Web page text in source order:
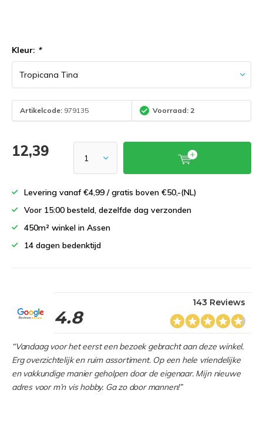
Kleur: *
Artikelcode: 979135 Voorraad: 2
12,39
Levering vanaf €4,99 / gratis boven €50,-(NL)
Voor 15:00 besteld, dezelfde dag verzonden
450m² winkel in Assen
14 dagen bedenktijd
4.8
143 Reviews
“Vandaag voor het eerst een bezoek gebracht aan deze winkel.
Erg overzichtelijk en ruim assortiment. Op een hele vriendelijke
en vakkundige manier geholpen door de eigenaar. Mijn nieuwe
adres voor m’n vis hobby. Ga zo door mannen!”